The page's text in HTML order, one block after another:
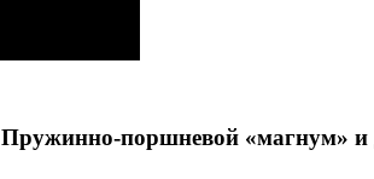
Пружинно-поршневой «магнум» и